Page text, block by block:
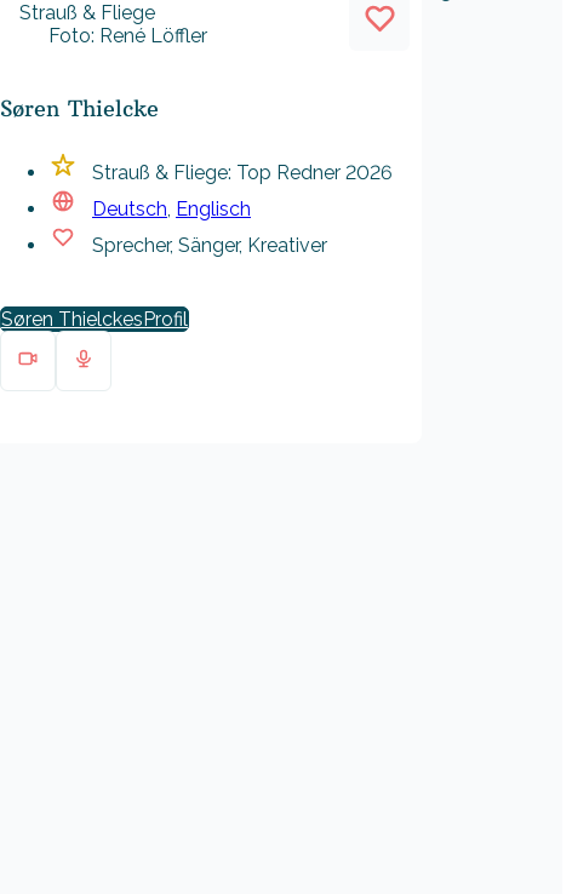
Foto: René Löffler
Søren Thielcke
Strauß & Fliege: Top Redner 2026
Deutsch, Englisch
Sprecher, Sänger, Kreativer
Søren Thielckes